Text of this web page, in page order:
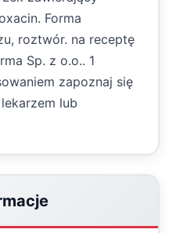
Forma
roztwór. na receptę
Sp. z o.o.. 1
zapoznaj się
lub